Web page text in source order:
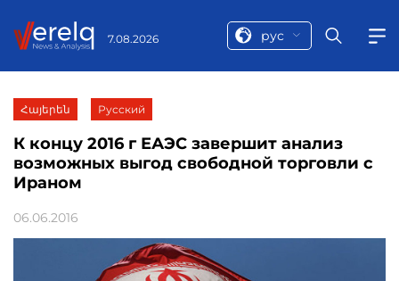
7.08.2026 рус
Հայերեն Русский
К концу 2016 г ЕАЭС завершит анализ
возможных выгод свободной торговли с
Ираном
06.06.2016